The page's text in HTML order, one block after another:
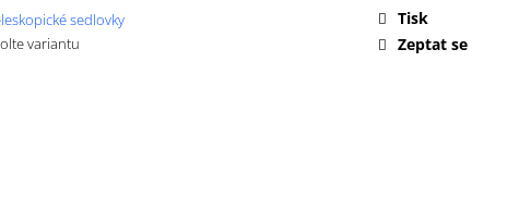
sedlovky
variantu
Tisk
Zeptat se